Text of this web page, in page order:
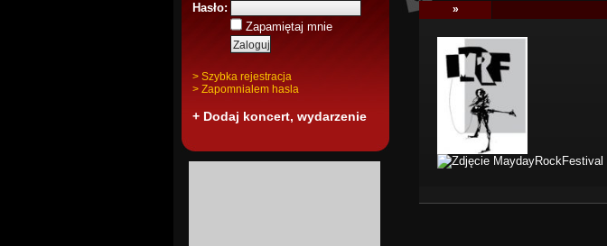
Hasło:
Zapamiętaj mnie
> Szybka rejestracja
> Zapomnialem hasla
+ Dodaj koncert, wydarzenie
»